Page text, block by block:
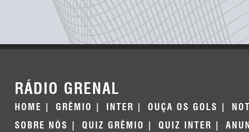
RÁDIO GRENAL
HOME GRÊMIO INTER OUÇA OS GOLS
SOBRE NÓS
QUIZ GRÊMIO QUIZ INTER